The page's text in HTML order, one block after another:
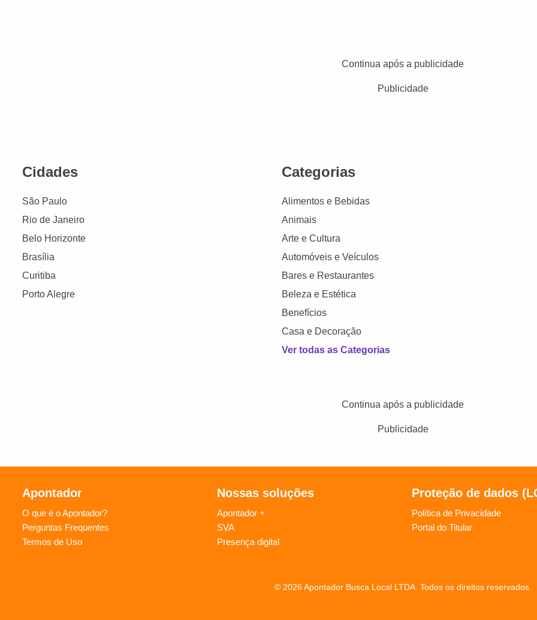
Continua após a publicidade
Publicidade
Cidades
São Paulo
Rio de Janeiro
Belo Horizonte
Brasília
Curitiba
Porto Alegre
Categorias
Alimentos e Bebidas
Animais
Arte e Cultura
Automóveis e Veículos
Bares e Restaurantes
Beleza e Estética
Benefícios
Casa e Decoração
Ver todas as Categorias
Continua após a publicidade
Publicidade
Apontador
O que é o Apontador?
Perguntas Frequentes
Termos de Uso
Nossas soluções
Apontador +
SVA
Presença digital
Proteção de dados
Política de Privacidade
Portal do Titular
© 2026 Apontador Busca Local LTDA. Todos os direitos reservados.